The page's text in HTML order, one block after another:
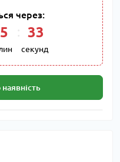
через:
32
секунд